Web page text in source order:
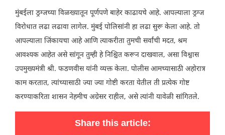
मुंबईला ड्रग्जच्या विळख्यातून पूर्णपणे बाहेर काढायचे आहे. आपल्याला ड्रग्ज
विरोधात लढा लढावा लागेल. मुंबई पोलिसांनी हा लढा सुरू केला आहे. तो
आपल्याला जिंकायचा आहे आणि त्याकरीता तुमची सर्वांची मदत, श्रम
आवश्यक आहेत असे सांगून तुम्ही हे निश्चित करून दाखवाल, असा विश्वास
उपमुख्यमंत्री श्री. फडणवीस यांनी व्यक्त केला. पोलीस आमच्यासाठी अहोरात्र
काम करतात, त्यांच्यासाठी ज्या ज्या गोष्टी करता येतील ती प्रत्येक गोष्ट
करण्याकरिता शासन नेहमीच अग्रेसर राहील, असे त्यांनी यावेळी सांगितले.
Share this article: